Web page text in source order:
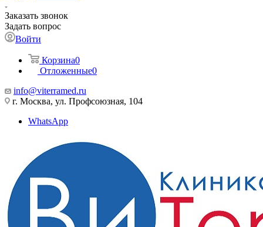
Заказать звонок
Задать вопрос
Войти
Корзина0
Отложенные0
info@viterramed.ru
г. Москва, ул. Профсоюзная, 104
WhatsApp